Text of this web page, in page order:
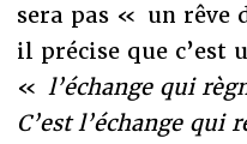
sera pas « un
il précise que c’est
« l’échange qui
C’est l’échange qui